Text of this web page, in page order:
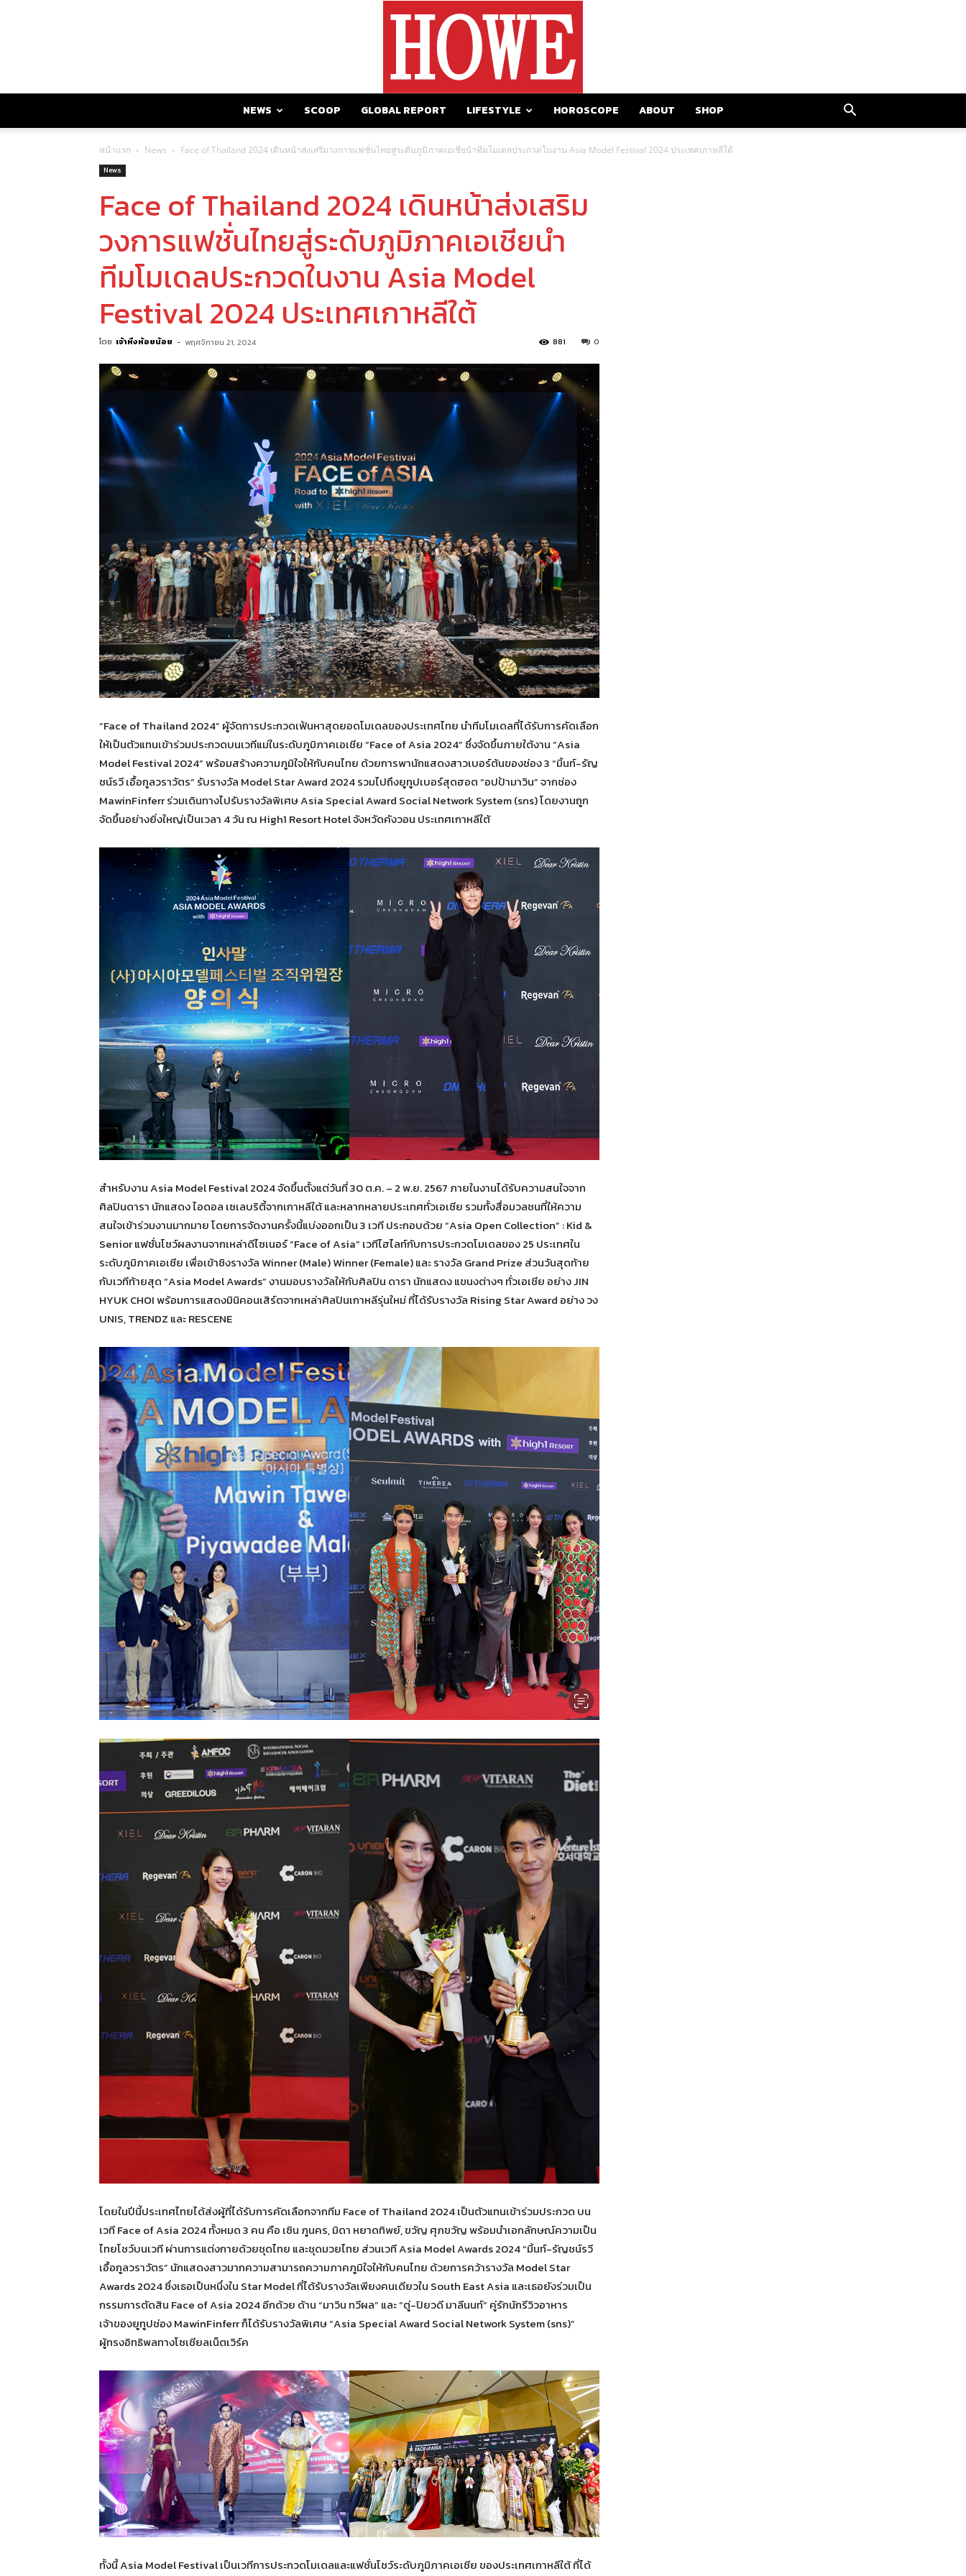
NEWS SCOOP GLOBAL REPORT LIFESTYLE HOROSCOPE ABOUT SHOP
หน้าแรก News Face of Thailand 2024 เดินหน้าส่งเสริมวงการแฟชั่นไทยสู่ระดับภูมิภาคเอเชียนำทีมโมเดลประกวดในงาน Asia Model Festival 2024 ประเทศเกาหลีใต้
News
Face of Thailand 2024 เดินหน้าส่งเสริม
วงการแฟชั่นไทยสู่ระดับภูมิภาคเอเชียนำ
ทีมโมเดลประกวดในงาน Asia Model
Festival 2024 ประเทศเกาหลีใต้
โดย เจ้าหิ่งห้อยน้อย - พฤศจิกายน 21, 2024 0
881
“Face of Thailand 2024” ผู้จัดการประกวดเฟ้นหาสุดยอดโมเดลของประเทศไทย นำทีมโมเดลที่ได้รับการคัดเลือก
ให้เป็นตัวแทนเข้าร่วมประกวดบนเวทีแม่ในระดับภูมิภาคเอเชีย “Face of Asia 2024” ซึ่งจัดขึ้นภายใต้งาน “Asia
Model Festival 2024” พร้อมสร้างความภูมิใจให้กับคนไทย ด้วยการพานักแสดงสาวเบอร์ต้นของช่อง 3 “มิ้นท์-รัญ
ชน์รวี เอื้อกูลวราวัตร” รับรางวัล Model Star Award 2024 รวมไปถึงยูทูปเบอร์สุดฮอต “อปป้ามาวิน” จากช่อง
MawinFinferr ร่วมเดินทางไปรับรางวัลพิเศษ Asia Special Award Social Network System (sns) โดยงานถูก
จัดขึ้นอย่างยิ่งใหญ่เป็นเวลา 4 วัน ณ High1 Resort Hotel จังหวัดคังวอน ประเทศเกาหลีใต้
สำหรับงาน Asia Model Festival 2024 จัดขึ้นตั้งแต่วันที่ 30 ต.ค. – 2 พ.ย. 2567 ภายในงานได้รับความสนใจจาก
ศิลปินดารา นักแสดง ไอดอล เซเลบริตี้จากเกาหลีใต้ และหลากหลายประเทศทั่วเอเชีย รวมทั้งสื่อมวลชนที่ให้ความ
สนใจเข้าร่วมงานมากมาย โดยการจัดงานครั้งนี้แบ่งออกเป็น 3 เวที ประกอบด้วย “Asia Open Collection” : Kid &
Senior แฟชั่นโชว์ผลงานจากเหล่าดีไซเนอร์ “Face of Asia” เวทีไฮไลท์กับการประกวดโมเดลของ 25 ประเทศใน
ระดับภูมิภาคเอเชีย เพื่อเข้าชิงรางวัล Winner (Male) Winner (Female) และ รางวัล Grand Prize ส่วนวันสุดท้าย
กับเวทีท้ายสุด “Asia Model Awards” งานมอบรางวัลให้กับศิลปิน ดารา นักแสดง แขนงต่างๆ ทั่วเอเชีย อย่าง JIN
HYUK CHOI พร้อมการแสดงมินิคอนเสิร์ตจากเหล่าศิลปินเกาหลีรุ่นใหม่ ที่ได้รับรางวัล Rising Star Award อย่าง วง
UNIS, TRENDZ และ RESCENE
โดยในปีนี้ประเทศไทยได้ส่งผู้ที่ได้รับการคัดเลือกจากทีม Face of Thailand 2024 เป็นตัวแทนเข้าร่วมประกวด บน
เวที Face of Asia 2024 ทั้งหมด 3 คน คือ เซิน ภูนคร, มิดา หยาดทิพย์, ขวัญ ศุภขวัญ พร้อมนำเอกลักษณ์ความเป็น
ไทยโชว์บนเวที ผ่านการแต่งกายด้วยชุดไทย และชุดมวยไทย ส่วนเวที Asia Model Awards 2024 “มิ้นท์-รัญชน์รวี
เอื้อกูลวราวัตร” นักแสดงสาวมากความสามารถความภาคภูมิใจให้กับคนไทย ด้วยการคว้ารางวัล Model Star
Awards 2024 ซึ่งเธอเป็นหนึ่งใน Star Model ที่ได้รับรางวัลเพียงคนเดียวใน South East Asia และเธอยังร่วมเป็น
กรรมการตัดสิน Face of Asia 2024 อีกด้วย ด้าน “มาวิน ทวีผล” และ “ตู่-ปิยวดี มาลีนนท์” คู่รักนักรีวิวอาหาร
เจ้าของยูทูปช่อง MawinFinferr ก็ได้รับรางวัลพิเศษ “Asia Special Award Social Network System (sns)”
ผู้ทรงอิทธิพลทางโซเชียลเน็ตเวิร์ค
ทั้งนี้ Asia Model Festival เป็นเวทีการประกวดโมเดลและแฟชั่นโชว์ระดับภูมิภาคเอเชีย ของประเทศเกาหลีใต้ ที่ได้